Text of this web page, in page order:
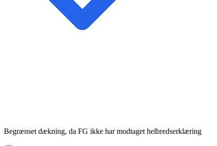
Begrænset dækning, da FG ikke har modtaget helbredserklæring